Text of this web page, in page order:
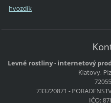
hvozdík
Levné rostliny - internetový
Klatovy,
733720871 -
IČO: